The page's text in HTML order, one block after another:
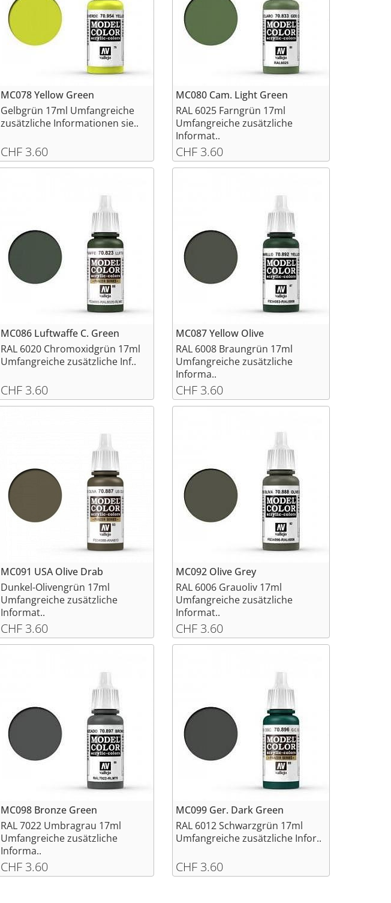
MC078 Yellow Green
Gelbgrün 17ml Umfangreiche
zusätzliche Informationen sie..
CHF 3.60
MC080 Cam. Light Green
RAL 6025 Farngrün 17ml
Umfangreiche zusätzliche
Informat..
CHF 3.60
MC086 Luftwaffe C. Green
RAL 6020 Chromoxidgrün 17ml
Umfangreiche zusätzliche Inf..
CHF 3.60
MC087 Yellow Olive
RAL 6008 Braungrün 17ml
Umfangreiche zusätzliche
Informa..
CHF 3.60
MC091 USA Olive Drab
Dunkel-Olivengrün 17ml
Umfangreiche zusätzliche
Informat..
CHF 3.60
MC092 Olive Grey
RAL 6006 Grauoliv 17ml
Umfangreiche zusätzliche
Informat..
CHF 3.60
MC098 Bronze Green
RAL 7022 Umbragrau 17ml
Umfangreiche zusätzliche
Informa..
CHF 3.60
MC099 Ger. Dark Green
RAL 6012 Schwarzgrün 17ml
Umfangreiche zusätzliche Infor..
CHF 3.60